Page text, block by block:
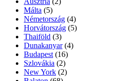
Málta (5)
Németország (4)
Horvátország (5)
Thaiföld (3)
Dunakanyar (4)
Budapest (16)
Szlovákia (2)
New York (2)